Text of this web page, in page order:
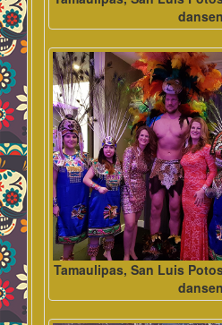
dansen
Tamaulipas, San Luis
dansen